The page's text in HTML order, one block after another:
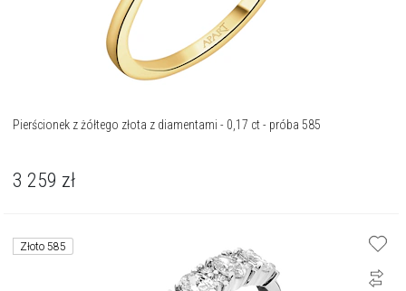
Pierścionek z żółtego złota z diamentami - 0,17 ct - próba 585
3 259 zł
Złoto 585